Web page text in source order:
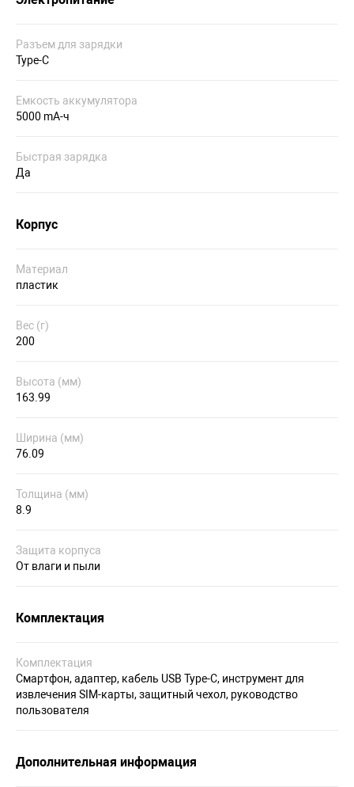
Разъем для зарядки
Type-C
Емкость аккумулятора
5000 mA-ч
Быстрая зарядка
Да
Корпус
Материал
пластик
Вес (г)
200
Высота (мм)
163.99
Ширина (мм)
76.09
Толщина (мм)
8.9
Защита корпуса
От влаги и пыли
Комплектация
Комплектация
Смартфон, адаптер, кабель USB Type-C, инструмент для
извлечения SIM-карты, защитный чехол, руководство
пользователя
Дополнительная информация